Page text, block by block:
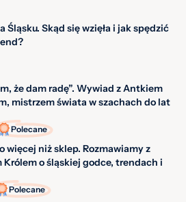
Śląsku. Skąd się wzięła i jak spędzić
że dam radę”. Wywiad z Antkiem
mistrzem świata w szachach do lat
Polecane
więcej niż sklep. Rozmawiamy z
Królem o śląskiej godce, trendach i
Polecane